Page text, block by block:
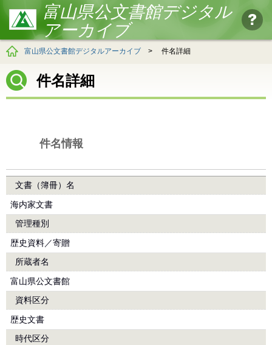
富山県公文書館デジタル
アーカイブ
富山県公文書館デジタルアーカイブ > 件名詳細
件名詳細
件名情報
文書（簿冊）名
海内家文書
管理種別
歴史資料／寄贈
所蔵者名
富山県公文書館
資料区分
歴史文書
時代区分